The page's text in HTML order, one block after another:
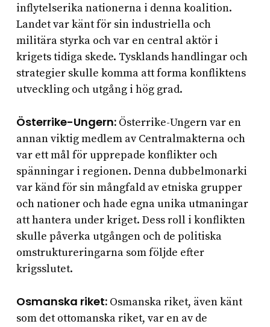
inflytelserika nationerna i denna koalition.
Landet var känt för sin industriella och
militära styrka och var en central aktör i
krigets tidiga skede. Tysklands handlingar och
strategier skulle komma att forma konfliktens
utveckling och utgång i hög grad.
Österrike-Ungern: Österrike-Ungern var en
annan viktig medlem av Centralmakterna och
var ett mål för upprepade konflikter och
spänningar i regionen. Denna dubbelmonarki
var känd för sin mångfald av etniska grupper
och nationer och hade egna unika utmaningar
att hantera under kriget. Dess roll i konflikten
skulle påverka utgången och de politiska
omstruktureringarna som följde efter
krigsslutet.
Osmanska riket: Osmanska riket, även känt
som det ottomanska riket, var en av de